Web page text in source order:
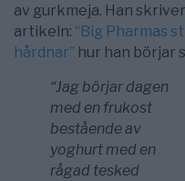
av gurkmeja. Han
artikeln: “Big Pharmas
hårdnar” hur han börjar
“Jag börjar dagen
med en frukost
bestående av
yoghurt med en
rågad tesked